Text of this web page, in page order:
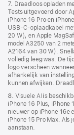
7. Draadloos opladen
Tests uitgevoerd door
iPhone 16 Pro en
USB‑C‑oplaad­kabel
20 W), en Apple
model A3250 van 2
A2164 van 30 W).
volledig leeg was. De
logo verscheen
afhankelijk van
kunnen afwijken.
8. Visuele AI is
iPhone 16 Plus, iPhone
nieuwer op iPhone 16e
iPhone 15 Pro Max. Als
aanstaan.